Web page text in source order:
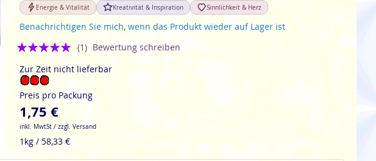
Energie & Vitalität Kreativität & Inspiration Sinnlichkeit & Herz
Benachrichtigen Sie mich, wenn das Produkt wieder auf Lager ist
Bewertung:
(1) Bewertung schreiben
Zur Zeit nicht lieferbar
Preis pro Packung
1,75 €
inkl. MwtSt / zzgl. Versand
1kg / 58,33 €